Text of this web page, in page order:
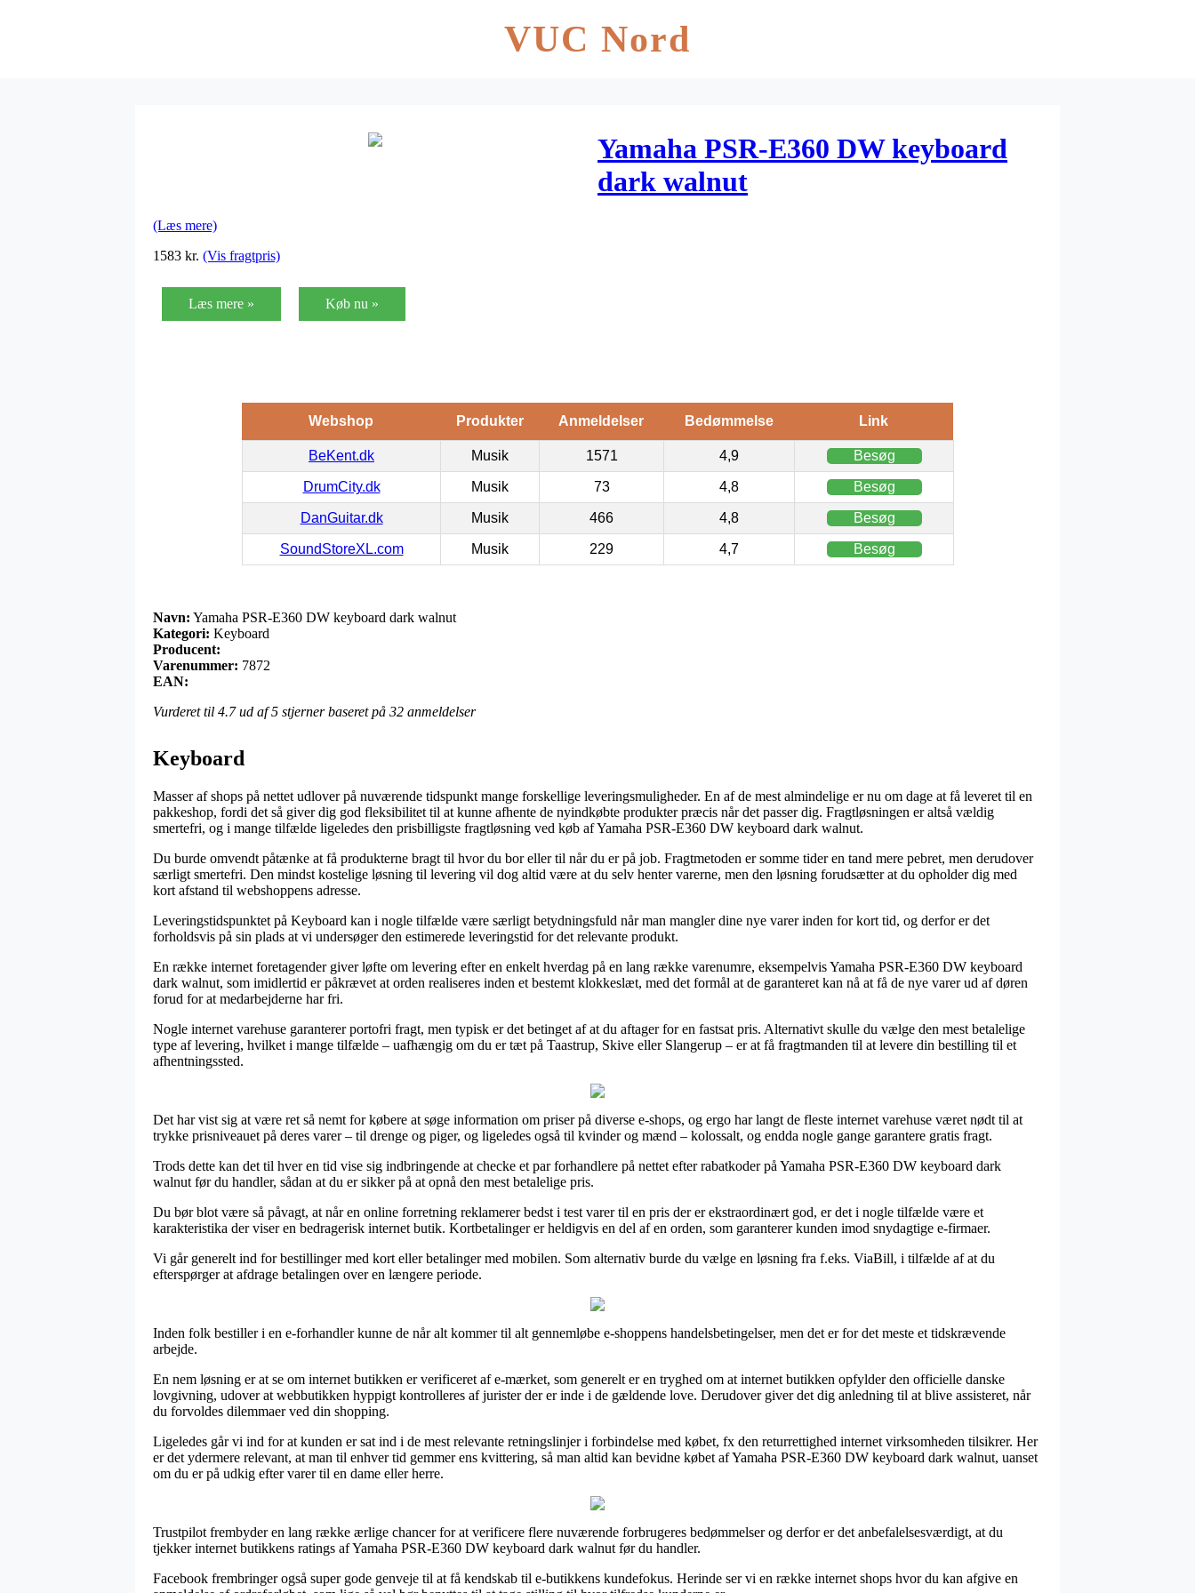
VUC Nord
Yamaha PSR-E360 DW keyboard
dark walnut
(Læs mere)
1583 kr. (Vis fragtpris)
Læs mere » Køb nu »
Webshop Produkter Anmeldelser Bedømmelse Link
BeKent.dk Musik 1571 4,9 Besøg
DrumCity.dk Musik 73 4,8 Besøg
DanGuitar.dk Musik 466 4,8 Besøg
SoundStoreXL.com Musik 229 4,7 Besøg
Navn: Yamaha PSR-E360 DW keyboard dark walnut
Kategori: Keyboard
Producent:
Varenummer: 7872
EAN:
Vurderet til 4.7ud af 5 stjerner baseret på 32 anmeldelser
Keyboard
Masser af shops på nettet udlover på nuværende tidspunkt mange forskellige leveringsmuligheder. En af de mest almindelige er nu om dage at få leveret til en
pakkeshop, fordi det så giver dig god fleksibilitet til at kunne afhente de nyindkøbte produkter præcis når det passer dig. Fragtløsningen er altså vældig
smertefri, og i mange tilfælde ligeledes den prisbilligste fragtløsning ved køb af Yamaha PSR-E360 DW keyboard dark walnut.
Du burde omvendt påtænke at få produkterne bragt til hvor du bor eller til når du er på job. Fragtmetoden er somme tider en tand mere pebret, men derudover
særligt smertefri. Den mindst kostelige løsning til levering vil dog altid være at du selv henter varerne, men den løsning forudsætter at du opholder dig med
kort afstand til webshoppens adresse.
Leveringstidspunktet på Keyboard kan i nogle tilfælde være særligt betydningsfuld når man mangler dine nye varer inden for kort tid, og derfor er det
forholdsvis på sin plads at vi undersøger den estimerede leveringstid for det relevante produkt.
En række internet foretagender giver løfte om levering efter en enkelt hverdag på en lang række varenumre, eksempelvis Yamaha PSR-E360 DW keyboard
dark walnut, som imidlertid er påkrævet at orden realiseres inden et bestemt klokkeslæt, med det formål at de garanteret kan nå at få de nye varer ud af døren
forud for at medarbejderne har fri.
Nogle internet varehuse garanterer portofri fragt, men typisk er det betinget af at du aftager for en fastsat pris. Alternativt skulle du vælge den mest betalelige
type af levering, hvilket i mange tilfælde – uafhængig om du er tæt på Taastrup, Skive eller Slangerup – er at få fragtmanden til at levere din bestilling til et
afhentningssted.
Det har vist sig at være ret så nemt for købere at søge information om priser på diverse e-shops, og ergo har langt de fleste internet varehuse været nødt til at
trykke prisniveauet på deres varer – til drenge og piger, og ligeledes også til kvinder og mænd – kolossalt, og endda nogle gange garantere gratis fragt.
Trods dette kan det til hver en tid vise sig indbringende at checke et par forhandlere på nettet efter rabatkoder på Yamaha PSR-E360 DW keyboard dark
walnut før du handler, sådan at du er sikker på at opnå den mest betalelige pris.
Du bør blot være så påvagt, at når en online forretning reklamerer bedst i test varer til en pris der er ekstraordinært god, er det i nogle tilfælde være et
karakteristika der viser en bedragerisk internet butik. Kortbetalinger er heldigvis en del af en orden, som garanterer kunden imod snydagtige e-firmaer.
Vi går generelt ind for bestillinger med kort eller betalinger med mobilen. Som alternativ burde du vælge en løsning fra f.eks. ViaBill, i tilfælde af at du
efterspørger at afdrage betalingen over en længere periode.
Inden folk bestiller i en e-forhandler kunne de når alt kommer til alt gennemløbe e-shoppens handelsbetingelser, men det er for det meste et tidskrævende
arbejde.
En nem løsning er at se om internet butikken er verificeret af e-mærket, som generelt er en tryghed om at internet butikken opfylder den officielle danske
lovgivning, udover at webbutikken hyppigt kontrolleres af jurister der er inde i de gældende love. Derudover giver det dig anledning til at blive assisteret, når
du forvoldes dilemmaer ved din shopping.
Ligeledes går vi ind for at kunden er sat ind i de mest relevante retningslinjer i forbindelse med købet, fx den returrettighed internet virksomheden tilsikrer. Her
er det ydermere relevant, at man til enhver tid gemmer ens kvittering, så man altid kan bevidne købet af Yamaha PSR-E360 DW keyboard dark walnut, uanset
om du er på udkig efter varer til en dame eller herre.
Trustpilot frembyder en lang række ærlige chancer for at verificere flere nuværende forbrugeres bedømmelser og derfor er det anbefalelsesværdigt, at du
tjekker internet butikkens ratings af Yamaha PSR-E360 DW keyboard dark walnut før du handler.
Facebook frembringer også super gode genveje til at få kendskab til e-butikkens kundefokus. Herinde ser vi en række internet shops hvor du kan afgive en